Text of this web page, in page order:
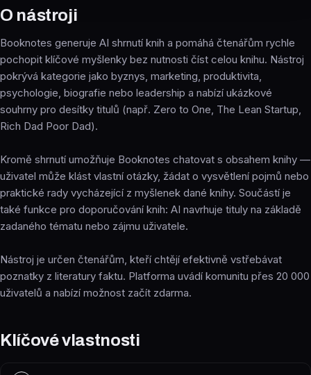
O nástroji
Booknotes generuje AI shrnutí knih a pomáhá čtenářům rychle
pochopit klíčové myšlenky bez nutnosti číst celou knihu. Nástroj
pokrývá kategorie jako byznys, marketing, produktivita,
psychologie, biografie nebo leadership a nabízí ukázkové
souhrny pro desítky titulů (např. Zero to One, The Lean Startup,
Rich Dad Poor Dad).
Kromě shrnutí umožňuje Booknotes chatovat s obsahem knihy —
uživatel může klást vlastní otázky, žádat o vysvětlení pojmů nebo
praktické rady vycházející z myšlenek dané knihy. Součástí je
také funkce pro doporučování knih: AI navrhuje tituly na základě
zadaného tématu nebo zájmu uživatele.
Nástroj je určen čtenářům, kteří chtějí efektivně vstřebávat
poznatky z literatury faktu. Platforma uvádí komunitu přes 20 000
uživatelů a nabízí možnost začít zdarma.
Klíčové vlastnosti